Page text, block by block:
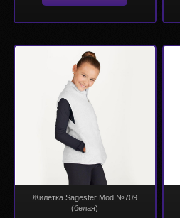
Жилетка Sagester Mod №709
(белая)